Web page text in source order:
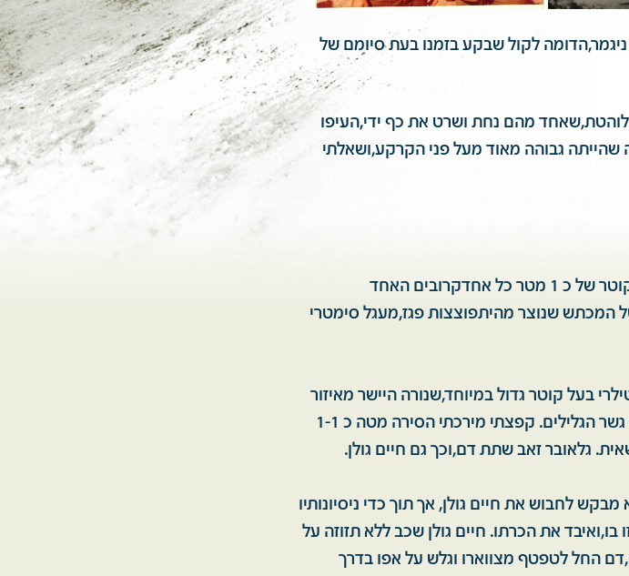
ניגמר,הדומה לקול שבקע בזמנו בעת סיומם של
מהם נחת ושרט את כף ידי,העיפו
שהייתה גבוהה מאוד מעל פני הקרקע,ושאלתי
מירכתי הסירה יכולתי לצפות בשני מכתשים בקוטר של כ 1 מטר כל אחדקרובים האחד
המכתש שנוצר מהיתפוצצות פגז,מעגל סימטרי
בעל קוטר גדול במיוחד,שנורה היישר מאיזור
החווה הסינית שלמרגלותיה הגענו יחד עם ליווי גשר הגלילים. קפצתי מירכתי הסירה מטה כ 1-1
גלאובר זאב שתת דם,וכך גם חיים גולן.
לחבוש את חיים גולן, אך תוך כדי ניסיונותיו
את הכרתו. חיים גולן שכב ללא תזוזה על
החל לטפטף מצווארו וגלש על אפו בדרך